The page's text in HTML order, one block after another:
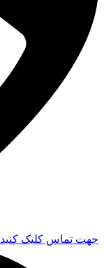
جهت تماس کلیک کنید